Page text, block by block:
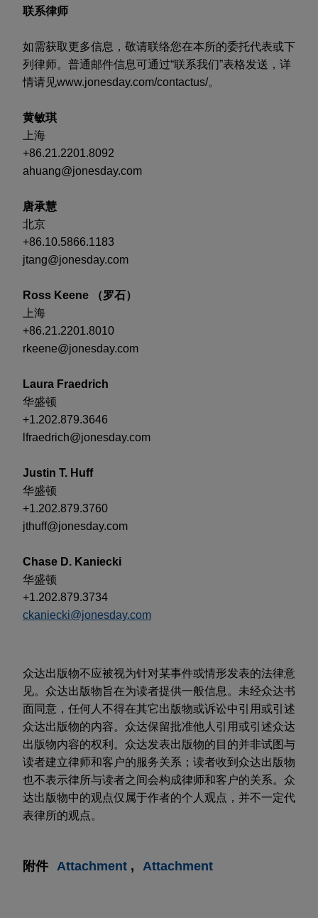
联系律师
如需获取更多信息，敬请联络您在本所的委托代表或下
列律师。普通邮件信息可通过“联系我们”表格发送，详
情请见www.jonesday.com/contactus/。
黄敏琪
上海
+86.21.2201.8092
ahuang@jonesday.com
唐承慧
北京
+86.10.5866.1183
jtang@jonesday.com
Ross Keene （罗石）
上海
+86.21.2201.8010
rkeene@jonesday.com
Laura Fraedrich
华盛顿
+1.202.879.3646
lfraedrich@jonesday.com
Justin T. Huff
华盛顿
+1.202.879.3760
jthuff@jonesday.com
Chase D. Kaniecki
华盛顿
+1.202.879.3734
ckaniecki@jonesday.com
众达出版物不应被视为针对某事件或情形发表的法律意
见。众达出版物旨在为读者提供一般信息。未经众达书
面同意，任何人不得在其它出版物或诉讼中引用或引述
众达出版物的内容。众达保留批准他人引用或引述众达
出版物内容的权利。众达发表出版物的目的并非试图与
读者建立律师和客户的服务关系；读者收到众达出版物
也不表示律所与读者之间会构成律师和客户的关系。众
达出版物中的观点仅属于作者的个人观点，并不一定代
表律所的观点。
附件 Attachment Attachment